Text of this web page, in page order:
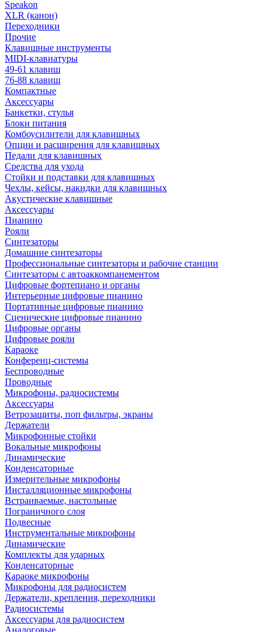
Speakon
XLR (канон)
Переходники
Прочие
Клавишные инструменты
MIDI-клавиатуры
49-61 клавиш
76-88 клавиш
Компактные
Аксессуары
Банкетки, стулья
Блоки питания
Комбоусилители для клавишных
Опции и расширения для клавишных
Педали для клавишных
Средства для ухода
Стойки и подставки для клавишных
Чехлы, кейсы, накидки для клавишных
Акустические клавишные
Аксессуары
Пианино
Рояли
Синтезаторы
Домашние синтезаторы
Профессиональные синтезаторы и рабочие станции
Синтезаторы с автоаккомпанементом
Цифровые фортепиано и органы
Интерьерные цифровые пианино
Портативные цифровые пианино
Сценические цифровые пианино
Цифровые органы
Цифровые рояли
Караоке
Конференц-системы
Беспроводные
Проводные
Микрофоны, радиосистемы
Аксессуары
Ветрозащиты, поп фильтры, экраны
Держатели
Микрофонные стойки
Вокальные микрофоны
Динамические
Конденсаторные
Измерительные микрофоны
Инсталляционные микрофоны
Встраиваемые, настольные
Пограничного слоя
Подвесные
Инструментальные микрофоны
Динамические
Комплекты для ударных
Конденсаторные
Караоке микрофоны
Микрофоны для радиосистем
Держатели, крепления, переходники
Радиосистемы
Аксессуары для радиосистем
Аналоговые